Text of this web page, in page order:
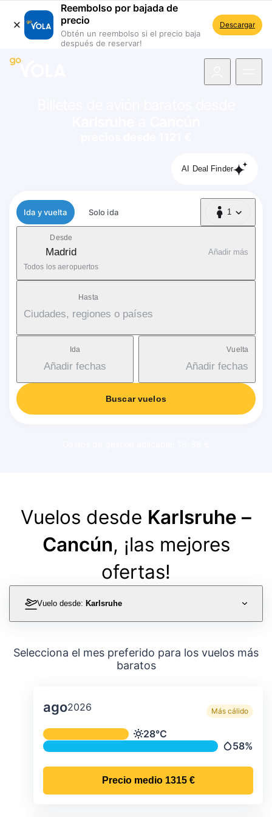
Reembolso por bajada de
precio
Obtén un reembolso si el precio baja
después de reservar!
Descargar
AI Deal Finder
Tipo de vuelo
Ida y vuelta Solo ida 1
1 Pasajero
Desde
Madrid
Todos los aeropuertos
Añadir más
Hasta
Ciudades, regiones o países
Ida
Añadir fechas
Vuelta
Añadir fechas
Buscar vuelos
Vuelos desde Karlsruhe –
Cancún, ¡las mejores
ofertas!
Vuelo desde: Karlsruhe
Selecciona el mes preferido para los vuelos más
baratos
ago2026 Más cálido
Temperatura y precipitación media
Temperatura
28°C
58%
Precio medio 1315 €